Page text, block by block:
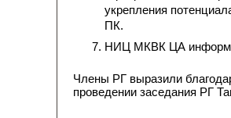
укрепления
ПК.
НИЦ МКВК ЦА
Члены РГ выразили
проведении заседания РГ